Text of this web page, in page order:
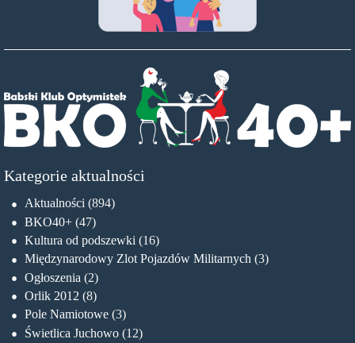
Kategorie aktualności
Aktualności (894)
BKO40+ (47)
Kultura od podszewki (16)
Międzynarodowy Zlot Pojazdów Militarnych (3)
Ogłoszenia (2)
Orlik 2012 (8)
Pole Namiotowe (3)
Świetlica Juchowo (12)